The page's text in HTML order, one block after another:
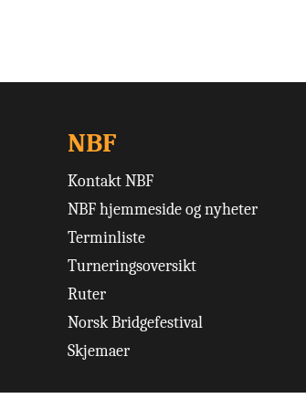
NBF
Kontakt NBF
NBF hjemmeside og nyheter
Terminliste
Turneringsoversikt
Ruter
Norsk Bridgefestival
Skjemaer